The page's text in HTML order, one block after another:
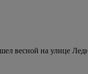
весной на улице